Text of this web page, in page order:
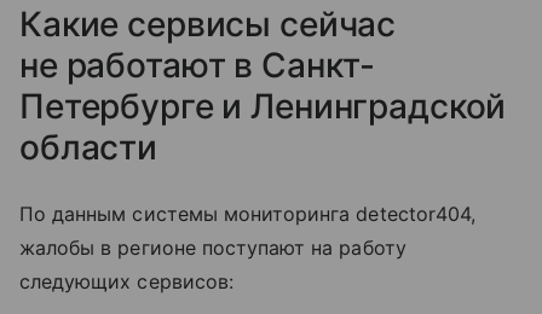
Какие сервисы сейчас
не работают в Санкт-
Петербурге и Ленинградской
области
По данным системы мониторинга detector404,
жалобы в регионе поступают на работу
следующих сервисов: